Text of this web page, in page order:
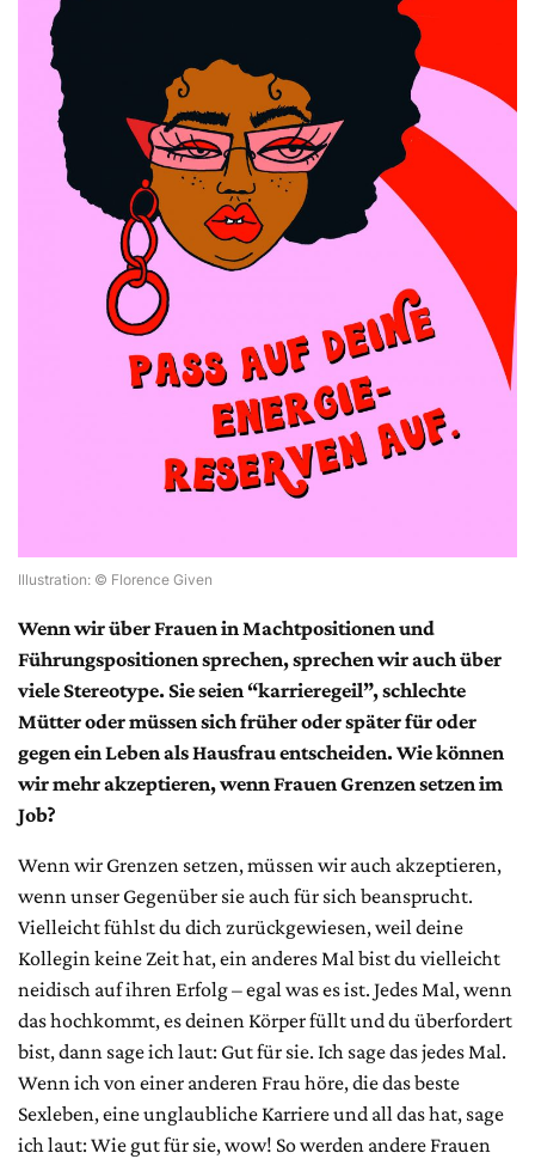
Illustration: © Florence Given
Wenn wir über Frauen in Machtpositionen und
Führungspositionen sprechen, sprechen wir auch über
viele Stereotype. Sie seien “karrieregeil”, schlechte
Mütter oder müssen sich früher oder später für oder
gegen ein Leben als Hausfrau entscheiden. Wie können
wir mehr akzeptieren, wenn Frauen Grenzen setzen im
Job?
Wenn wir Grenzen setzen, müssen wir auch akzeptieren,
wenn unser Gegenüber sie auch für sich beansprucht.
Vielleicht fühlst du dich zurückgewiesen, weil deine
Kollegin keine Zeit hat, ein anderes Mal bist du vielleicht
neidisch auf ihren Erfolg – egal was es ist. Jedes Mal, wenn
das hochkommt, es deinen Körper füllt und du überfordert
bist, dann sage ich laut: Gut für sie. Ich sage das jedes Mal.
Wenn ich von einer anderen Frau höre, die das beste
Sexleben, eine unglaubliche Karriere und all das hat, sage
ich laut: Wie gut für sie, wow! So werden andere Frauen